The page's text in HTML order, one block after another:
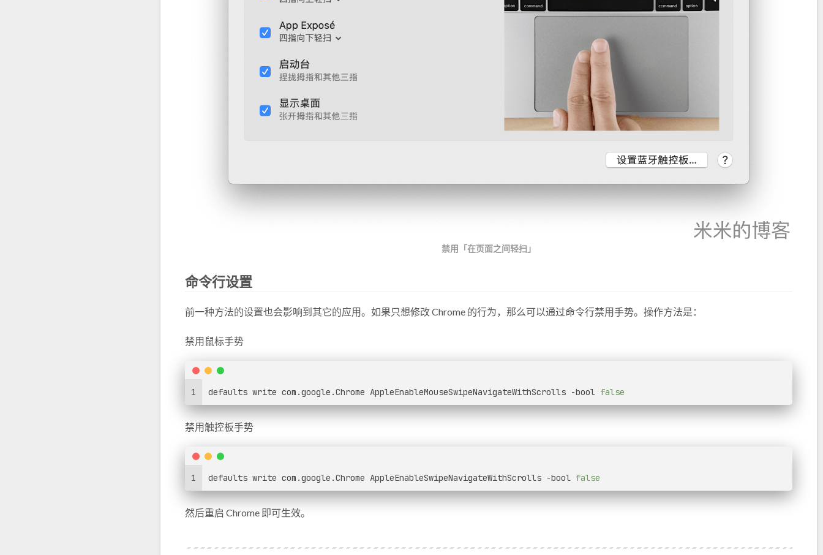
禁用「在页面之间轻扫」
命令行设置
前一种方法的设置也会影响到其它的应用。如果只想修改 Chrome 的行为，那么可以通过命令行禁用手势。操作方法是：
禁用鼠标手势
1 defaults write com.google.Chrome AppleEnableMouseSwipeNavigateWithScrolls -bool false
禁用触控板手势
1 defaults write com.google.Chrome AppleEnableSwipeNavigateWithScrolls -bool false
然后重启 Chrome 即可生效。